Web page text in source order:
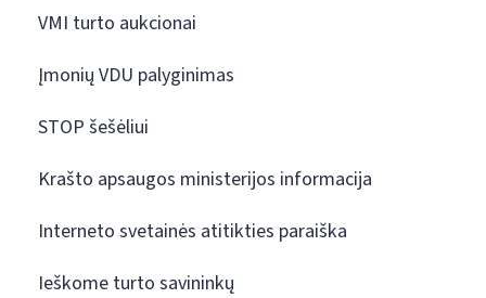
VMI turto aukcionai
Įmonių VDU palyginimas
STOP šešėliui
Krašto apsaugos ministerijos informacija
Interneto svetainės atitikties paraiška
Ieškome turto savininkų